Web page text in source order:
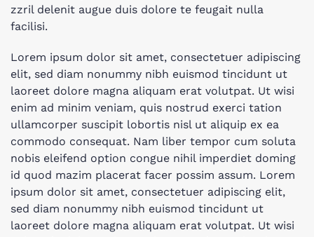
zzril delenit augue duis dolore te feugait nulla
facilisi.
Lorem ipsum dolor sit amet, consectetuer adipiscing
elit, sed diam nonummy nibh euismod tincidunt ut
laoreet dolore magna aliquam erat volutpat. Ut wisi
enim ad minim veniam, quis nostrud exerci tation
ullamcorper suscipit lobortis nisl ut aliquip ex ea
commodo consequat. Nam liber tempor cum soluta
nobis eleifend option congue nihil imperdiet doming
id quod mazim placerat facer possim assum. Lorem
ipsum dolor sit amet, consectetuer adipiscing elit,
sed diam nonummy nibh euismod tincidunt ut
laoreet dolore magna aliquam erat volutpat. Ut wisi